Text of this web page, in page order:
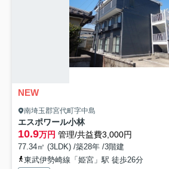
NEW
南埼玉郡宮代町字中島
エスポワール小林
10.9万円 管理/共益費3,000円
77.34㎡ (3LDK) /築28年 /3階建
東武伊勢崎線「姫宮」駅 徒歩26分